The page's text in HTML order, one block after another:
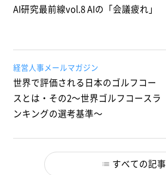
AI研究最前線vol.8 AIの「会議疲れ」
経営人事メールマガジン
世界で評価される日本のゴルフコー
スとは・その2～世界ゴルフコースラ
ンキングの選考基準～
すべての記事